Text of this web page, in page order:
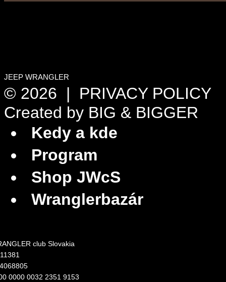
JEEP WRANGLER
© 2026 | PRIVACY POLICY
Created by BIG & BIGGER
Kedy a kde
Program
Shop JWcS
Wranglerbazár
club Slovakia
0000 0032 2351 9153